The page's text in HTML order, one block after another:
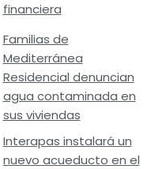
financiera
Familias de
Mediterránea
Residencial denuncian
agua contaminada en
sus viviendas
Interapas instalará un
nuevo acueducto en el